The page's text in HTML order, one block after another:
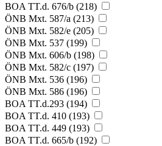
BOA TT.d. 676/b (218)
ÖNB Mxt. 587/a (213)
ÖNB Mxt. 582/e (205)
ÖNB Mxt. 537 (199)
ÖNB Mxt. 606/b (198)
ÖNB Mxt. 582/c (197)
ÖNB Mxt. 536 (196)
ÖNB Mxt. 586 (196)
BOA TT.d.293 (194)
BOA TT.d. 410 (193)
BOA TT.d. 449 (193)
BOA TT.d. 665/b (192)